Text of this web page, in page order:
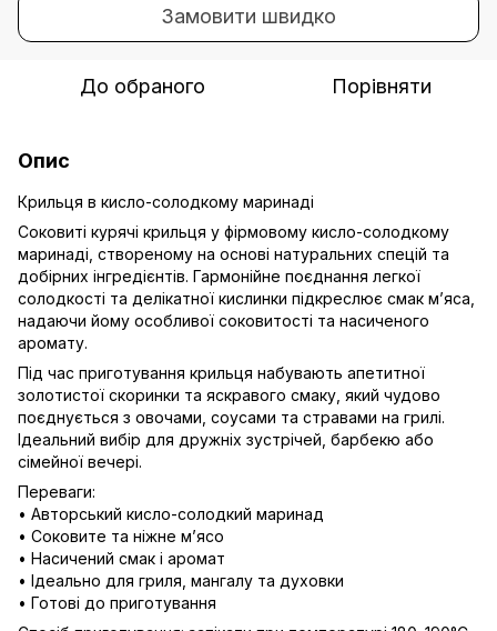
Замовити швидко
До обраного Порівняти
Опис
Крильця в кисло-солодкому маринаді
Соковиті курячі крильця у фірмовому кисло-солодкому
маринаді, створеному на основі натуральних спецій та
добірних інгредієнтів. Гармонійне поєднання легкої
солодкості та делікатної кислинки підкреслює смак м’яса,
надаючи йому особливої соковитості та насиченого
аромату.
Під час приготування крильця набувають апетитної
золотистої скоринки та яскравого смаку, який чудово
поєднується з овочами, соусами та стравами на грилі.
Ідеальний вибір для дружніх зустрічей, барбекю або
сімейної вечері.
Переваги:
• Авторський кисло-солодкий маринад
• Соковите та ніжне м’ясо
• Насичений смак і аромат
• Ідеально для гриля, мангалу та духовки
• Готові до приготування